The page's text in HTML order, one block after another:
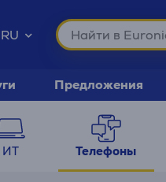
RU
Предложения
ИТ Телефоны